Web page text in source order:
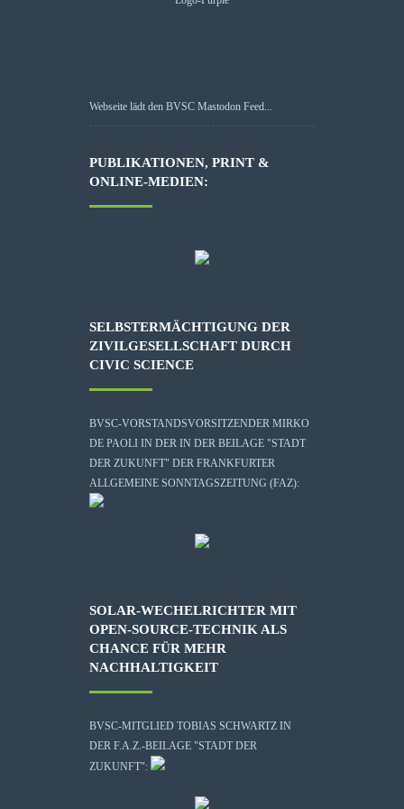
Webseite lädt den BVSC Mastodon Feed...
PUBLIKATIONEN, PRINT &
ONLINE-MEDIEN:
SELBSTERMÄCHTIGUNG DER
ZIVILGESELLSCHAFT DURCH
CIVIC SCIENCE
BVSC-VORSTANDSVORSITZENDER MIRKO
DE PAOLI IN DER IN DER BEILAGE "STADT
DER ZUKUNFT" DER FRANKFURTER
ALLGEMEINE SONNTAGSZEITUNG (FAZ):
SOLAR-WECHELRICHTER MIT
OPEN-SOURCE-TECHNIK ALS
CHANCE FÜR MEHR
NACHHALTIGKEIT
BVSC-MITGLIED TOBIAS SCHWARTZ IN
DER F.A.Z.-BEILAGE "STADT DER
ZUKUNFT":